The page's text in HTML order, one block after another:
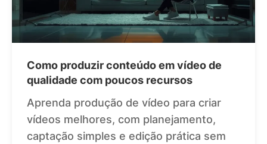
Como produzir conteúdo em vídeo de
qualidade com poucos recursos
Aprenda produção de vídeo para criar
vídeos melhores, com planejamento,
captação simples e edição prática sem